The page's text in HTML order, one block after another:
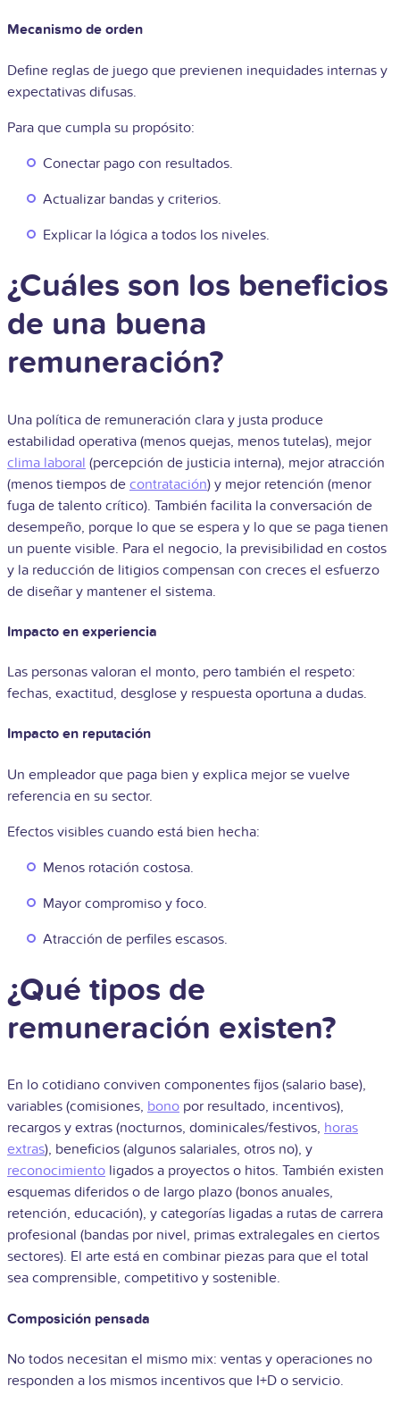
Mecanismo de orden
Define reglas de juego que previenen inequidades internas y
expectativas difusas.
Para que cumpla su propósito:
Conectar pago con resultados.
Actualizar bandas y criterios.
Explicar la lógica a todos los niveles.
¿Cuáles son los beneficios
de una buena
remuneración?
Una política de remuneración clara y justa produce
estabilidad operativa (menos quejas, menos tutelas), mejor
clima laboral (percepción de justicia interna), mejor atracción
(menos tiempos de contratación) y mejor retención (menor
fuga de talento crítico). También facilita la conversación de
desempeño, porque lo que se espera y lo que se paga tienen
un puente visible. Para el negocio, la previsibilidad en costos
y la reducción de litigios compensan con creces el esfuerzo
de diseñar y mantener el sistema.
Impacto en experiencia
Las personas valoran el monto, pero también el respeto:
fechas, exactitud, desglose y respuesta oportuna a dudas.
Impacto en reputación
Un empleador que paga bien y explica mejor se vuelve
referencia en su sector.
Efectos visibles cuando está bien hecha:
Menos rotación costosa.
Mayor compromiso y foco.
Atracción de perfiles escasos.
¿Qué tipos de
remuneración existen?
En lo cotidiano conviven componentes fijos (salario base),
variables (comisiones, bono por resultado, incentivos),
recargos y extras (nocturnos, dominicales/festivos, horas
extras), beneficios (algunos salariales, otros no), y
reconocimiento ligados a proyectos o hitos. También existen
esquemas diferidos o de largo plazo (bonos anuales,
retención, educación), y categorías ligadas a rutas de carrera
profesional (bandas por nivel, primas extralegales en ciertos
sectores). El arte está en combinar piezas para que el total
sea comprensible, competitivo y sostenible.
Composición pensada
No todos necesitan el mismo mix: ventas y operaciones no
responden a los mismos incentivos que I+D o servicio.